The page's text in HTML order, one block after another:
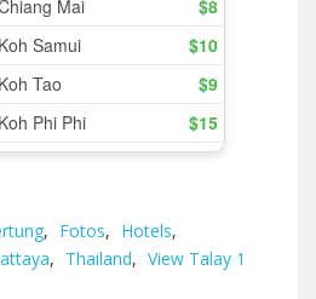
, Fotos, Hotels,
, Thailand, View Talay 1